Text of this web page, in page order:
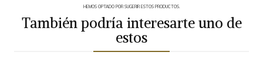
HEMOS OPTADO POR SUGERIR ESTOS PRODUCTOS.
También podría interesarte uno de
estos